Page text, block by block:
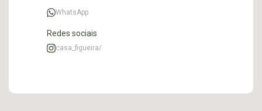
WhatsApp
Redes sociais
casa_figueira/